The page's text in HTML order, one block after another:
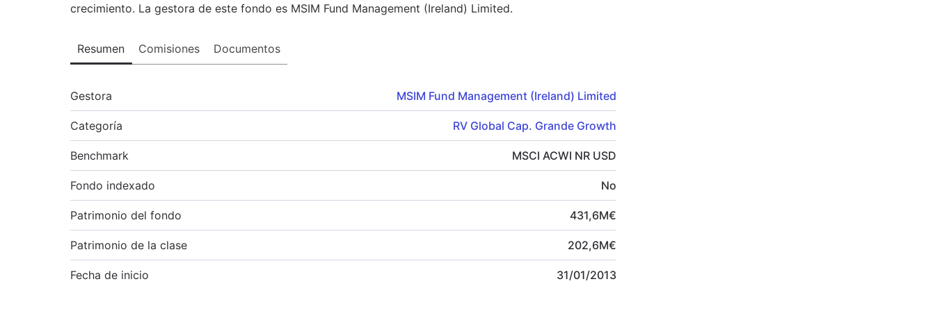
crecimiento. La gestora de este fondo es MSIM Fund Management (Ireland) Limited.
Resumen Comisiones Documentos
Gestora MSIM Fund Management (Ireland) Limited
Categoría RV Global Cap. Grande Growth
Benchmark MSCI ACWI NR USD
Fondo indexado No
Patrimonio del fondo 431,6M€
Patrimonio de la clase 202,6M€
Fecha de inicio 31/01/2013